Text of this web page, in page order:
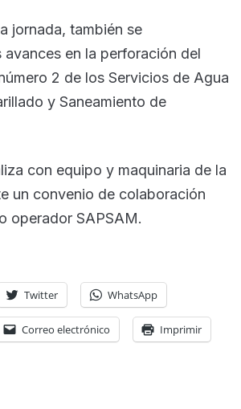
jornada, también se
avances en la perforación del
2 de los Servicios de Agua
y Saneamiento de
con equipo y maquinaria de la
un convenio de colaboración
operador SAPSAM.
Twitter WhatsApp
Correo electrónico Imprimir